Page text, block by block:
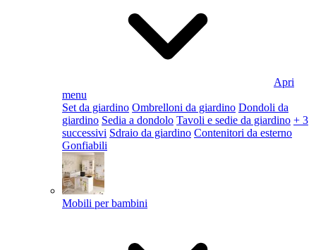
Apri
menu
Set da giardino Ombrelloni da giardino Dondoli da
giardino Sedia a dondolo Tavoli e sedie da giardino + 3
successivi Sdraio da giardino Contenitori da esterno
Gonfiabili
Mobili per bambini